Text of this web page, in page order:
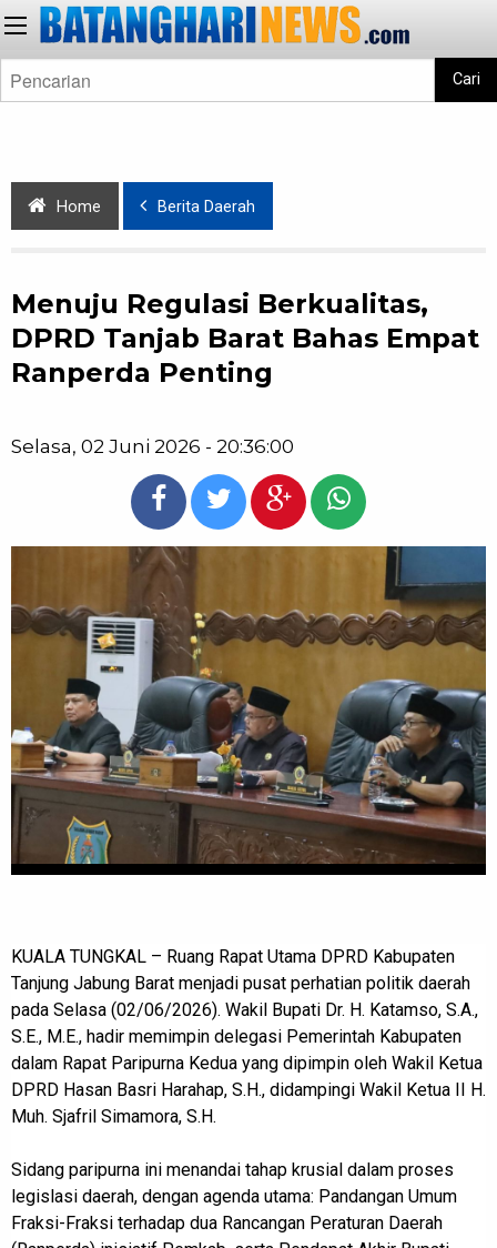
Cari
Home Berita Daerah
Menuju Regulasi Berkualitas,
DPRD Tanjab Barat Bahas Empat
Ranperda Penting
Selasa, 02 Juni 2026 - 20:36:00
KUALA TUNGKAL – Ruang Rapat Utama DPRD Kabupaten
Tanjung Jabung Barat menjadi pusat perhatian politik daerah
pada Selasa (02/06/2026). Wakil Bupati Dr. H. Katamso, S.A.,
S.E., M.E., hadir memimpin delegasi Pemerintah Kabupaten
dalam Rapat Paripurna Kedua yang dipimpin oleh Wakil Ketua
DPRD Hasan Basri Harahap, S.H., didampingi Wakil Ketua II H.
Muh. Sjafril Simamora, S.H.
Sidang paripurna ini menandai tahap krusial dalam proses
legislasi daerah, dengan agenda utama: Pandangan Umum
Fraksi-Fraksi terhadap dua Rancangan Peraturan Daerah